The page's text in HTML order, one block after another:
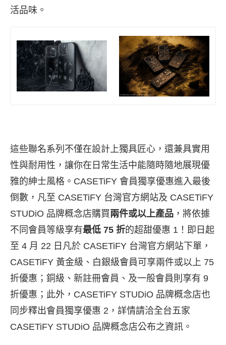
活品味。
這些聯名系列不僅在設計上獨具匠心，還兼具實用
性與耐用性，讓你在日常生活中能隨時隨地展現優
雅的紳士風格。CASETiFY 會員獨享優惠進入最後
倒數，凡至 CASETiFY 台灣官方網站及 CASETiFY
STUDiO 品牌概念店購買兩件或以上產品 ，將依據
不同會員等級享有最低 75 折的超甜優惠 1 ！即日起
至 4 月 22 日凡於 CASETiFY 台灣官方網站 下單，
CASETiFY 黃金級、白銀級會員可享兩件或以上 75
折優惠；銅級、新註冊會員、及一般會員則享有 9
折優惠；此外， CASETiFY STUDiO 品牌概念店也
同步釋出會員獨享優惠 2 ，詳情請洽全台五家
CASETiFY STUDiO 品牌概念店公布之資訊。